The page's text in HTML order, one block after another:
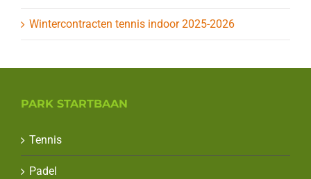
Wintercontracten tennis indoor 2025-2026
PARK STARTBAAN
Tennis
Padel